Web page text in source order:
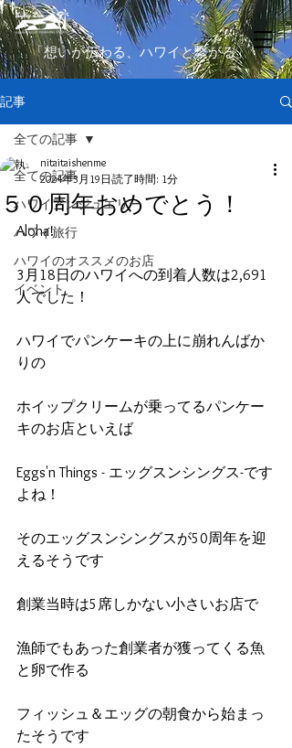
​「想いが伝わる、ハワイと繋がる」
記事
全ての記事
ハワイアンジュエリー
ハワイ旅行
ハワイのオススメのお店
イベント
全ての記事
５０周年おめでとう！
nitaitaishenme
2024年3月19日 読了時間: 1分
Aloha!
3月18日のハワイへの到着人数は2,691
人でした！
ハワイでパンケーキの上に崩れんばか
りの
ホイップクリームが乗ってるパンケー
キのお店といえば
Eggs'n Things - エッグスンシングス-です
よね！
そのエッグスンシングスが50周年を迎
えるそうです
創業当時は5席しかない小さいお店で
漁師でもあった創業者が獲ってくる魚
と卵で作る
フィッシュ＆エッグの朝食から始まっ
たそうです